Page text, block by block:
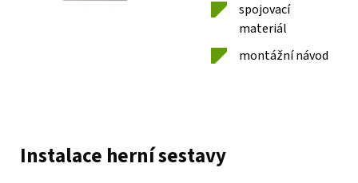
spojovací
materiál
montážní návod
Instalace herní sestavy